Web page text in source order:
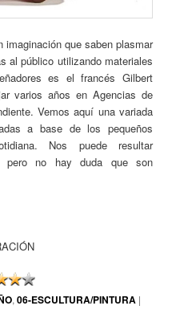
que saben plasmar
al público utilizando materiales
es el francés Gilbert
varios años en Agencias de
Vemos aquí una variada
a base de los pequeños
Nos puede resultar
pero no hay duda que son
,06-ESCULTURA/PINTURA |